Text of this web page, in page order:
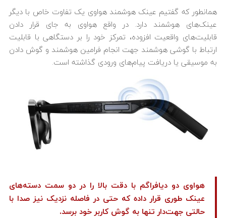
همانطور که گفتیم عینک هوشمند هواوی یک تفاوت خاص با دیگر
عینک‌های هوشمند دارد. در واقع هواوی به جای قرار دادن
قابلیت‌های واقعیت افزوده، تمرکز خود را بر دستگاهی با قابلیت
ارتباط با گوشی هوشمند جهت انجام فرامین هوشمند و گوش دادن
به موسیقی یا دریافت پیام‌های ورودی گذاشته است.
هواوی دو دیافراگم با دقت بالا را در دو سمت دسته‌های
عینک طوری قرار داده که حتی در فاصله نزدیک نیز صدا با
حالتی جهت‌دار تنها به گوش کاربر خود برسد.